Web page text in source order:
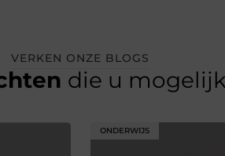
VERKEN ONZE BLOGS
die u
ONDERWIJS